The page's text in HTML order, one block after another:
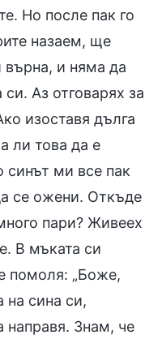
Но после пак го
назаем, ще
върна, и няма да
Аз отговарях за
изоставя дълга
ли това да е
синът ми все пак
се ожени. Откъде
пари? Живеех
В мъката си
помоля: „Боже,
на сина си,
направя. Знам, че